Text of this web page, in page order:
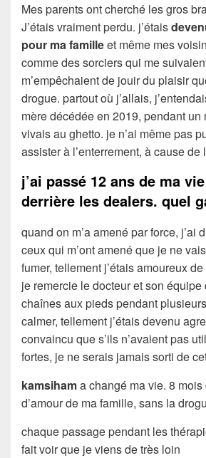
Mes parents ont cherché les gros
J’étais vraiment perdu. j’étais
pour ma familleet même mes
comme des sorciers qui me
m’empêchaient de jouir du plaisir
drogue. partout où j’allais,
mère décédée en 2019, pendant un
vivais au ghetto. je n’ai même pas
assister à l’enterrement, à cause de
j’ai passé 12 ans de ma
derrière les dealers. quel
quand on m’a amené par force, j’ai
ceux qui m’ont amené que je ne
fumer, tellement j’étais amoureux
je remercie le docteur et son équipe
chaînes aux pieds pendant
calmer, tellement j’étais devenu
convaincu que s’ils n’avaient pas
fortes, je ne serais jamais sorti de
kamsihama changé ma vie. 8
d’amour de ma famille, sans la
chaque passage pendant les
fait voir que je viens de très loin